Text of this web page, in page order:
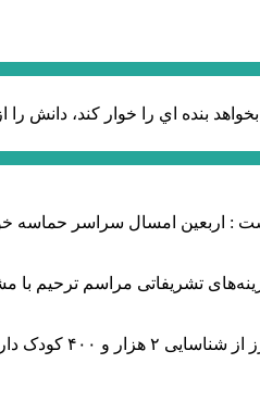
بنده اي را خوار كند، دانش را
تشریفاتی مراسم ترحیم با